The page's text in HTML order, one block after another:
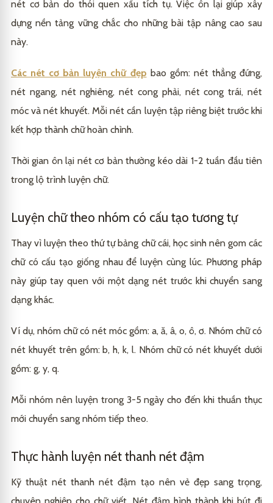
nét cơ bản do thói quen xấu tích tụ. Việc ôn lại giúp xây
dựng nền tảng vững chắc cho những bài tập nâng cao sau
này.
Các nét cơ bản luyện chữ đẹp bao gồm: nét thẳng đứng,
nét ngang, nét nghiêng, nét cong phải, nét cong trái, nét
móc và nét khuyết. Mỗi nét cần luyện tập riêng biệt trước khi
kết hợp thành chữ hoàn chỉnh.
Thời gian ôn lại nét cơ bản thường kéo dài 1-2 tuần đầu tiên
trong lộ trình luyện chữ.
Luyện chữ theo nhóm có cấu tạo tương tự
Thay vì luyện theo thứ tự bảng chữ cái, học sinh nên gom các
chữ có cấu tạo giống nhau để luyện cùng lúc. Phương pháp
này giúp tay quen với một dạng nét trước khi chuyển sang
dạng khác.
Ví dụ, nhóm chữ có nét móc gồm: a, ă, â, o, ô, ơ. Nhóm chữ có
nét khuyết trên gồm: b, h, k, l. Nhóm chữ có nét khuyết dưới
gồm: g, y, q.
Mỗi nhóm nên luyện trong 3-5 ngày cho đến khi thuần thục
mới chuyển sang nhóm tiếp theo.
Thực hành luyện nét thanh nét đậm
Kỹ thuật nét thanh nét đậm tạo nên vẻ đẹp sang trọng,